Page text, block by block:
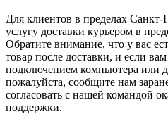
Для клиентов в пределах
услугу доставки курьером в
Обратите внимание, что у вас
товар после доставки, и если
подключением компьютера или
пожалуйста, сообщите нам
согласовать с нашей командой
поддержки.